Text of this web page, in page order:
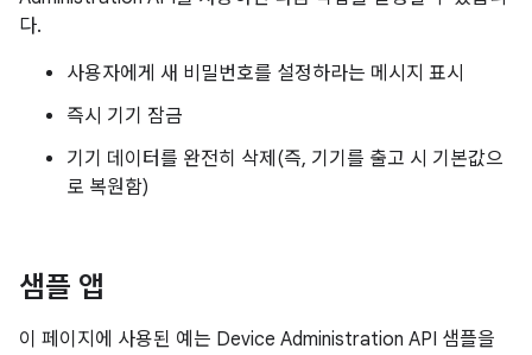
다.
사용자에게 새 비밀번호를 설정하라는 메시지 표시
즉시 기기 잠금
기기 데이터를 완전히 삭제(즉, 기기를 출고 시 기본값으
로 복원함)
샘플 앱
이 페이지에 사용된 예는 Device Administration API 샘플을